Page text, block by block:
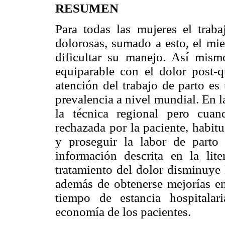
RESUMEN
Para todas las mujeres el
dolorosas, sumado a esto, el
dificultar su manejo. Así
equiparable con el dolor post-
atención del trabajo de parto
prevalencia a nivel mundial. En
la técnica regional pero
rechazada por la paciente,
y proseguir la labor de
información descrita en la
tratamiento del dolor
además de obtenerse mejorías
tiempo de estancia
economía de los pacientes.